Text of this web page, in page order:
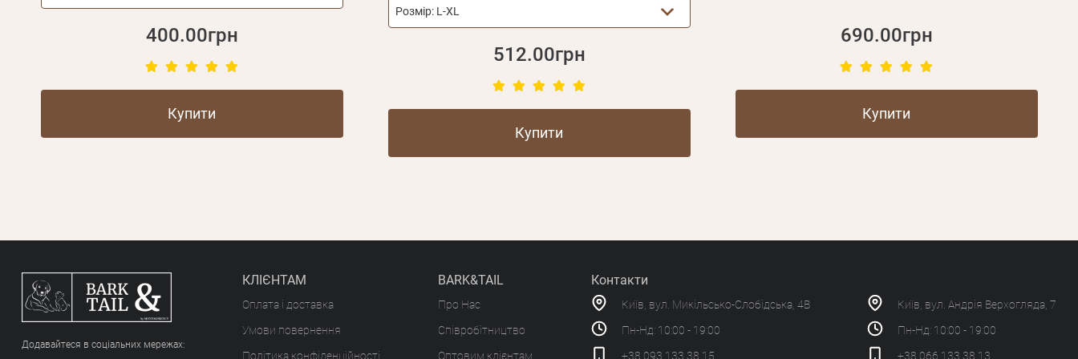
400.00грн
Купити
Розмір: L-XL
512.00грн
Купити
690.00грн
Купити
Додавайтеся в соціальних мережах:
КЛІЄНТАМ
Оплата і доставка
Умови повернення
Політика конфіденційності
BARK&TAIL
Про Нас
Співробітництво
Оптовим клієнтам
Контакти
Київ, вул. Микільсько-Слобідська, 4В
Пн-Нд: 10:00 - 19:00
+38 093 133 38 15
Київ, вул. Андрія Верхогляда, 7
Пн-Нд: 10:00 - 19:00
+38 066 133 38 13